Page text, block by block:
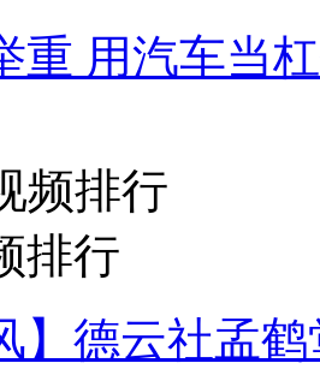
重 用汽车当
频排行
排行
】德云社孟